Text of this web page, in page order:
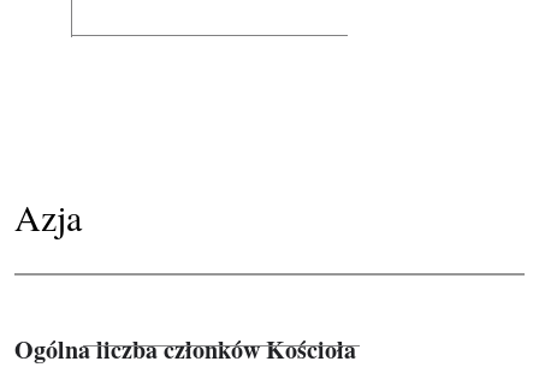
Azja
Ogólna liczba członków Kościoła